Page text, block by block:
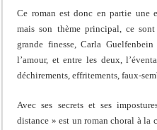
Ce roman est donc en partie une
mais son thème principal, ce
grande finesse, Carla
l’amour, et entre les deux,
déchirements, effritements, faux-
Avec ses secrets et ses
distance » est un roman choral à la